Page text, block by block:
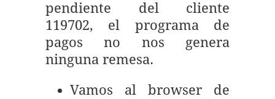
pendiente del cliente
119702, el programa de
pagos no nos genera
ninguna remesa.
Vamos al browser de